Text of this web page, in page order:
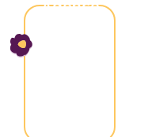
Agence